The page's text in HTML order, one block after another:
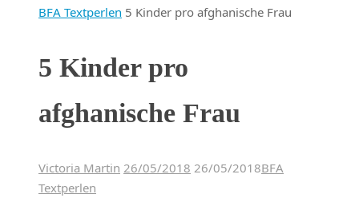
Startseite
BFA Textperlen 5 Kinder pro afghanische Frau
5 Kinder pro
afghanische Frau
Victoria Martin 26/05/2018 26/05/2018BFA
Textperlen